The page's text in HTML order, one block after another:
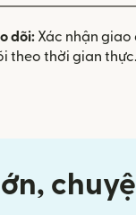
dõi: Xác nhận giao
theo thời gian thực.